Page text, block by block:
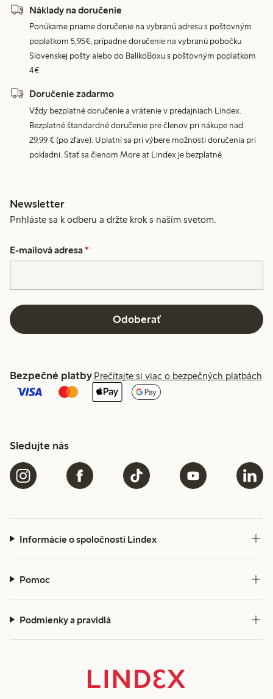
Náklady na doručenie
Ponúkame priame doručenie na vybranú adresu s poštovným
poplatkom 5,95€, prípadne doručenie na vybranú pobočku
Slovenskej pošty alebo do BalíkoBoxu s poštovným poplatkom
4€.
Doručenie zadarmo
Vždy bezplatné doručenie a vrátenie v predajniach Lindex.
Bezplatné štandardné doručenie pre členov pri nákupe nad
29,99 € (po zľave). Uplatní sa pri výbere možnosti doručenia pri
pokladni. Stať sa členom More at Lindex je bezplatné.
Newsletter
Prihláste sa k odberu a držte krok s naším svetom.
E-mailová adresa *
Odoberať
Bezpečné platby Prečítajte si viac o bezpečných platbách
Sledujte nás
Informácie o spoločnosti Lindex
Pomoc
Podmienky a pravidlá